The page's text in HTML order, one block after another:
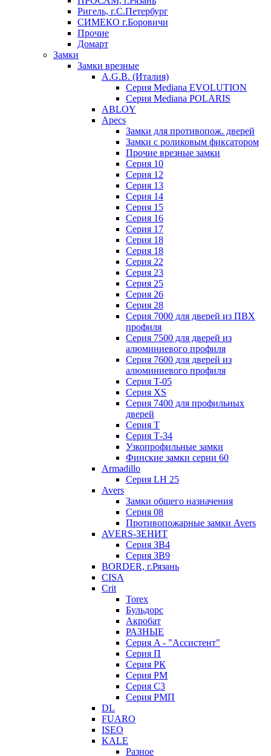
Ригель, г.С.Петербург
СИМЕКО г.Боровичи
Прочие
Домарт
Замки
Замки врезные
A.G.B. (Италия)
Серия Mediana EVOLUTION
Серия Mediana POLARIS
ABLOY
Apecs
Замки для противопож. дверей
Замки с роликовым фиксатором
Прочие врезные замки
Серия 10
Серия 12
Серия 13
Серия 14
Серия 15
Серия 16
Серия 17
Серия 18
Серия 18
Серия 22
Серия 23
Серия 25
Серия 26
Серия 28
Серия 7000 для дверей из ПВХ
профиля
Серия 7500 для дверей из
алюминиевого профиля
Серия 7600 для дверей из
алюминиевого профиля
Серия T-05
Серия XS
Серия 7400 для профильных
дверей
Серия Т
Серия Т-34
Узкопрофильные замки
Финские замки серии 60
Armadillo
Серия LH 25
Avers
Замки общего назначения
Серия 08
Противопожарные замки Avers
AVERS-ЗЕНИТ
Серия ЗВ4
Серия ЗВ9
BORDER, г.Рязань
CISA
Crit
Torex
Бульдорс
Акробат
РАЗНЫЕ
Серия A - "Ассистент"
Серия П
Серия РК
Серия РМ
Серия С3
Серия РМП
DL
FUARO
ISEO
KALE
Разное